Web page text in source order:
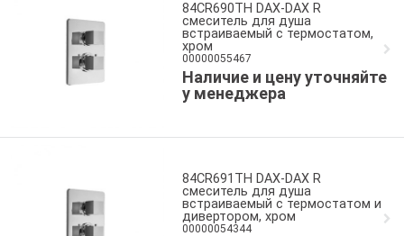
84CR690TH DAX-DAX R
смеситель для душа
встраиваемый с термостатом,
хром
00000055467
Наличие и цену уточняйте
у менеджера
84CR691TH DAX-DAX R
смеситель для душа
встраиваемый с термостатом и
дивертором, хром
00000054344